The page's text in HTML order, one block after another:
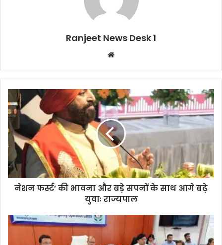
Ranjeet News Desk 1
te
नेशन फर्स्ट’ की भावना और बड़े सपनों के साथ आगे बढ़े
युवाः राज्यपाल